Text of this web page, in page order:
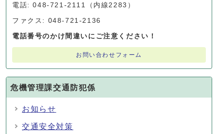
電話: 048-721-2111（内線2283）
ファクス: 048-721-2136
電話番号のかけ間違いにご注意ください！
お問い合わせフォーム
危機管理課交通防犯係
お知らせ
交通安全対策